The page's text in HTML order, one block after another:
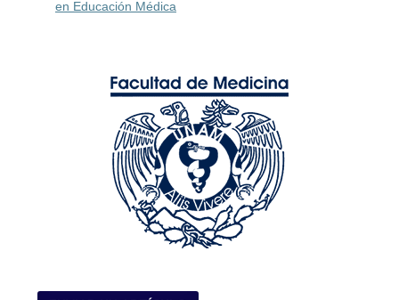
en Educación Médica